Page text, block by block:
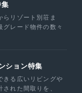
らリゾート別荘ま
グレード物件の数々
ション特集
きる広いリビングや
れた間取りを、